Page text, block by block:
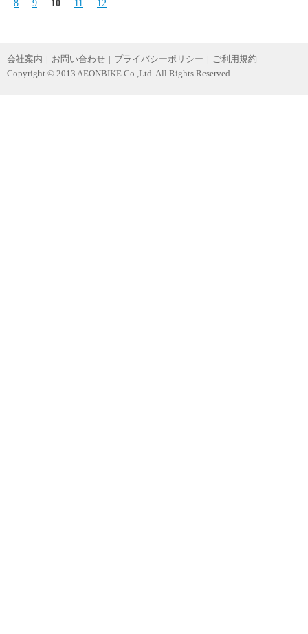
8 9 10 11 12
会社案内 | お問い合わせ | プライバシーポリシー | ご利用規約
Copyright © 2013 AEONBIKE Co.,Ltd. All Rights Reserved.